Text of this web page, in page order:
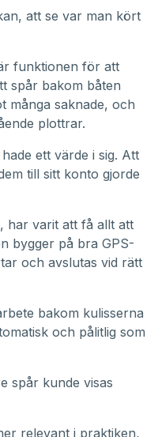
att se var man kört
funktionen för att
spår bakom båten
många saknade, och
plottrar.
ett värde i sig. Att
till sitt konto gjorde
har varit att få allt att
bygger på bra GPS-
och avslutas vid rätt
bakom kulisserna
och pålitlig som
spår kunde visas
relevant i praktiken,